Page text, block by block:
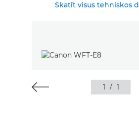
Skatīt visus tehniskos
1 / 1